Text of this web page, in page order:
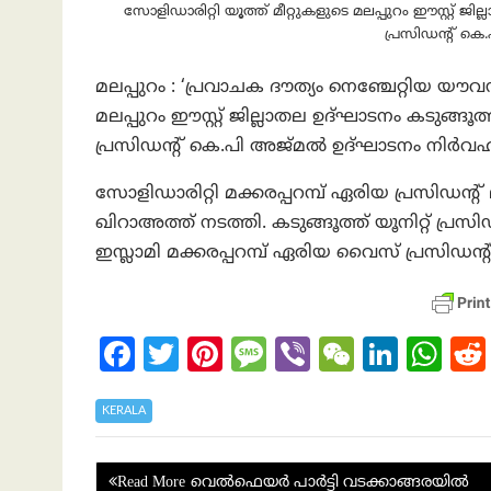
സോളിഡാരിറ്റി യൂത്ത് മീറ്റുകളുടെ മലപ്പുറം ഈസ്റ്റ്
പ്രസിഡന്റ്
മലപ്പുറം : ‘പ്രവാചക ദൗത്യം നെഞ്ചേറ്റിയ
മലപ്പുറം ഈസ്റ്റ് ജില്ലാതല ഉദ്ഘാടനം
പ്രസിഡന്റ് കെ.പി അജ്മൽ ഉദ്ഘാടനം
സോളിഡാരിറ്റി മക്കരപ്പറമ്പ് ഏരിയ
ഖിറാഅത്ത് നടത്തി. കടുങ്ങൂത്ത് യൂനിറ്റ്
ഇസ്ലാമി മക്കരപ്പറമ്പ് ഏരിയ വൈസ്
Fa
ce
b
o
T
er
Pi
es
M
g
Vi W
h
Li
dI
W
s
KERALA
Post
വെൽഫെയർ പാർട്ടി വടക്കാങ്ങരയിൽ